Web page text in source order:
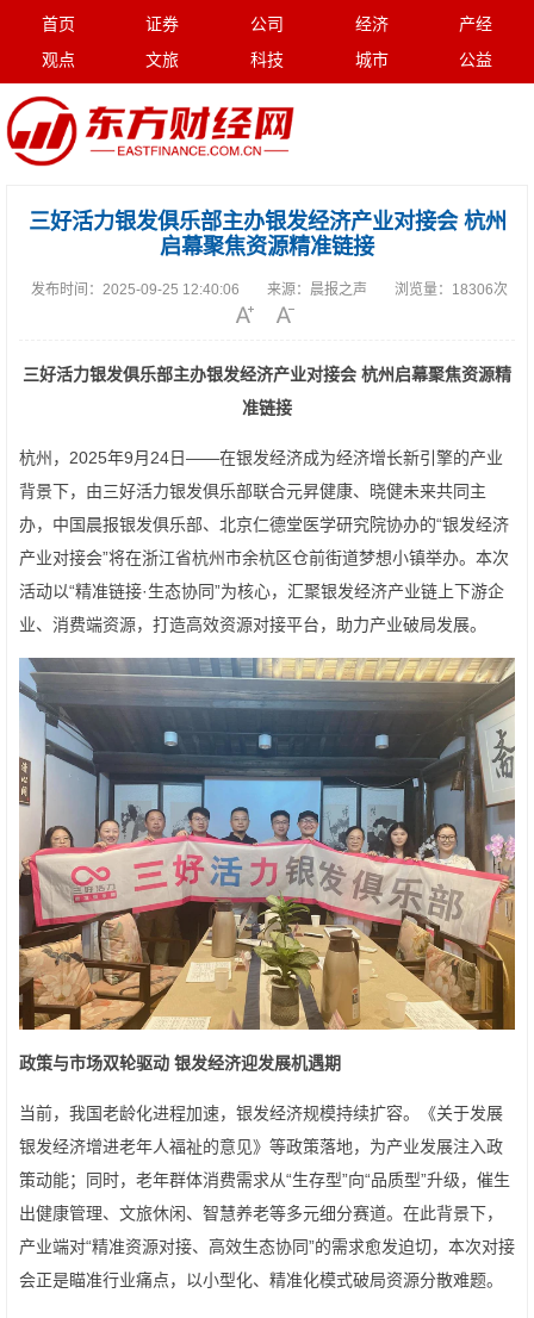
首页 证券 公司 经济
产经
观点
文旅 科技 城市 公益
三好活力银发俱乐部主办银发经济产业对接会 杭州
启幕聚焦资源精准链接
发布时间： 2025-09-25 12:40:06 来源： 晨报之声 浏览量： 18306次
三好活力银发俱乐部主办银发经济产业对接会 杭州启幕聚焦资源精
准链接
杭州，2025年9月24日——在银发经济成为经济增长新引擎的产业
背景下，由三好活力银发俱乐部联合元昇健康、晓健未来共同主
办，中国晨报银发俱乐部、北京仁德堂医学研究院协办的“银发经济
产业对接会”将在浙江省杭州市余杭区仓前街道梦想小镇举办。本次
活动以“精准链接·生态协同”为核心，汇聚银发经济产业链上下游企
业、消费端资源，打造高效资源对接平台，助力产业破局发展。
政策与市场双轮驱动 银发经济迎发展机遇期
当前，我国老龄化进程加速，银发经济规模持续扩容。《关于发展
银发经济增进老年人福祉的意见》等政策落地，为产业发展注入政
策动能；同时，老年群体消费需求从“生存型”向“品质型”升级，催生
出健康管理、文旅休闲、智慧养老等多元细分赛道。在此背景下，
产业端对“精准资源对接、高效生态协同”的需求愈发迫切，本次对接
会正是瞄准行业痛点，以小型化、精准化模式破局资源分散难题。